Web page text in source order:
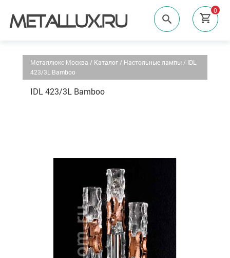
0
Металлюкс Москва / Каталог / Настольные лампы / IDL
423/3L Bamboo
IDL 423/3L Bamboo